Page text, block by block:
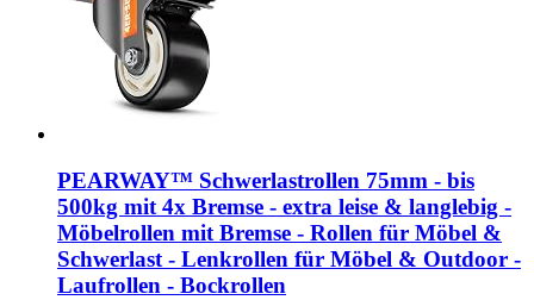
PEARWAY™ Schwerlastrollen 75mm - bis
500kg mit 4x Bremse - extra leise & langlebig -
Möbelrollen mit Bremse - Rollen für Möbel &
Schwerlast - Lenkrollen für Möbel & Outdoor -
Laufrollen - Bockrollen